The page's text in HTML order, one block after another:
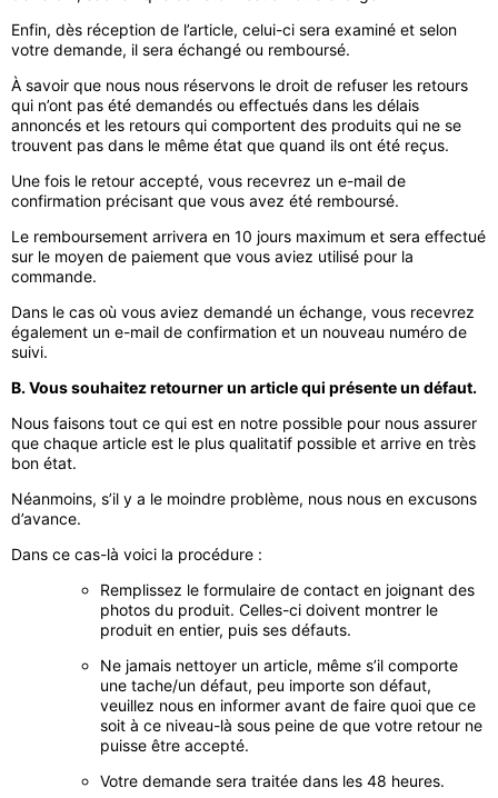
Enfin, dès réception de l’article, celui-ci sera examiné et selon
votre demande, il sera échangé ou remboursé.
À savoir que nous nous réservons le droit de refuser les retours
qui n’ont pas été demandés ou effectués dans les délais
annoncés et les retours qui comportent des produits qui ne se
trouvent pas dans le même état que quand ils ont été reçus.
Une fois le retour accepté, vous recevrez un e-mail de
confirmation précisant que vous avez été remboursé.
Le remboursement arrivera en 10 jours maximum et sera effectué
sur le moyen de paiement que vous aviez utilisé pour la
commande.
Dans le cas où vous aviez demandé un échange, vous recevrez
également un e-mail de confirmation et un nouveau numéro de
suivi.
B. Vous souhaitez retourner un article qui présente un défaut.
Nous faisons tout ce qui est en notre possible pour nous assurer
que chaque article est le plus qualitatif possible et arrive en très
bon état.
Néanmoins, s’il y a le moindre problème, nous nous en excusons
d’avance.
Dans ce cas-là voici la procédure :
Remplissez le formulaire de contact en joignant des
photos du produit. Celles-ci doivent montrer le
produit en entier, puis ses défauts.
Ne jamais nettoyer un article, même s’il comporte
une tache/un défaut, peu importe son défaut,
veuillez nous en informer avant de faire quoi que ce
soit à ce niveau-là sous peine de que votre retour ne
puisse être accepté.
Votre demande sera traitée dans les 48 heures.